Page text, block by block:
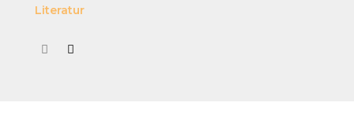
Literatur